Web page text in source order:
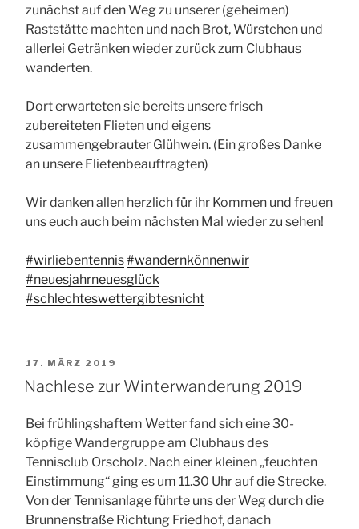
zunächst auf den Weg zu unserer (geheimen)
Raststätte machten und nach Brot, Würstchen und
allerlei Getränken wieder zurück zum Clubhaus
wanderten.
Dort erwarteten sie bereits unsere frisch
zubereiteten Flieten und eigens
zusammengebrauter Glühwein. (Ein großes Danke
an unsere Flietenbeauftragten)
Wir danken allen herzlich für ihr Kommen und freuen
uns euch auch beim nächsten Mal wieder zu sehen!
#wirliebentennis#wandernkönnenwir
#neuesjahrneuesglück
#schlechteswettergibtesnicht
VERÖFFENTLICHT
AM
17. MÄRZ 2019
Nachlese zur Winterwanderung 2019
Bei frühlingshaftem Wetter fand sich eine 30-
köpfige Wandergruppe am Clubhaus des
Tennisclub Orscholz. Nach einer kleinen „feuchten
Einstimmung“ ging es um 11.30 Uhr auf die Strecke.
Von der Tennisanlage führte uns der Weg durch die
Brunnenstraße Richtung Friedhof, danach